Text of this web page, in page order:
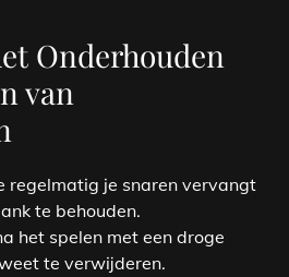
Onderhouden
van
regelmatig je snaren vervangt
te behouden.
het spelen met een droge
te verwijderen.